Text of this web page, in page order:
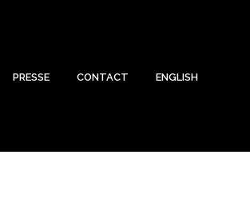
PRESSE CONTACT ENGLISH